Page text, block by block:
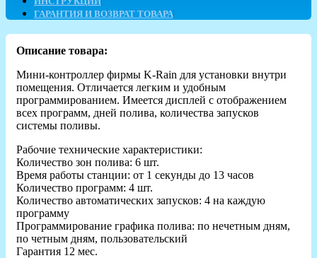
ГАРАНТИЯ И ВОЗВРАТ ТОВАРА
Описание товара:
Мини-контроллер фирмы K-Rain для установки внутри
помещения. Отличается легким и удобным
программированием. Имеется дисплей с отображением
всех программ, дней полива, количества запусков
системы поливы.
Рабочие технические характеристики:
Количество зон полива: 6 шт.
Время работы станции: от 1 секунды до 13 часов
Количество программ: 4 шт.
Количество автоматических запусков: 4 на каждую
программу
Программирование графика полива: по нечетным дням,
по четным дням, пользовательский
Гарантия 12 мес.